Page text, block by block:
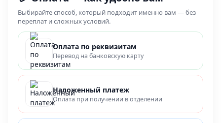
Выбирайте способ, который подходит именно вам — без
переплат и сложных условий.
Оплата по реквизитам
Перевод на банковскую карту
Наложенный платеж
Оплата при получении в отделении